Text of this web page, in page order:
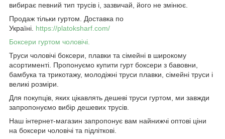
вибирає певний тип трусів і, зазвичай, його не змінює.
Продаж тільки гуртом. Доставка по
Україні. https://platoksharf.com/
Боксери гуртом чоловічі.
Труси чоловічі боксери, плавки та сімейні в широкому
асортименті. Пропонуємо купити гурт боксери з бавовни,
бамбука та трикотажу, молодіжні труси плавки, сімейні труси і
великі розміри.
Для покупців, яких цікавлять дешеві труси гуртом, ми завжди
запропонуємо вибір дешевих трусів.
Наш інтернет-магазин запропонує вам найнижчі оптові ціни
на боксери чоловічі та підліткові.